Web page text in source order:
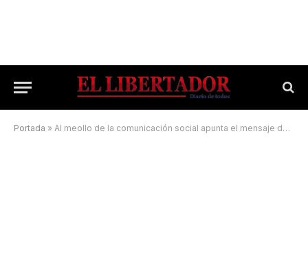
Portada » Al meollo de la comunicación social apunta el mensaje del Papa Francisco